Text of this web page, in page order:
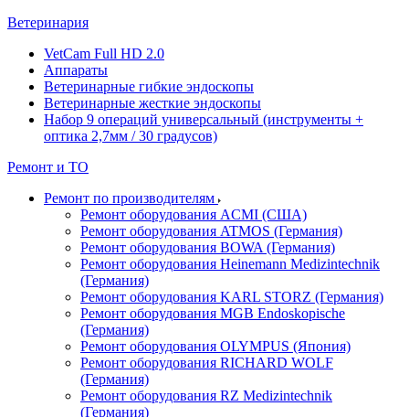
Ветеринария
VetCam Full HD 2.0
Аппараты
Ветеринарные гибкие эндоскопы
Ветеринарные жесткие эндоскопы
Набор 9 операций универсальный (инструменты +
оптика 2,7мм / 30 градусов)
Ремонт и ТО
Ремонт по производителям
Ремонт оборудования ACMI (США)
Ремонт оборудования ATMOS (Германия)
Ремонт оборудования BOWA (Германия)
Ремонт оборудования Heinemann Medizintechnik
(Германия)
Ремонт оборудования KARL STORZ (Германия)
Ремонт оборудования MGB Endoskopische
(Германия)
Ремонт оборудования OLYMPUS (Япония)
Ремонт оборудования RICHARD WOLF
(Германия)
Ремонт оборудования RZ Medizintechnik
(Германия)